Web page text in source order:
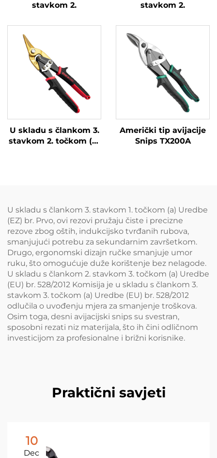
stavkom 2.
stavkom 2.
U skladu s člankom 3.
stavkom 2. točkom (a)
Američki tip avijacije
Snips TX200A
U skladu s člankom 3. stavkom 1. točkom (a) Uredbe
(EZ) br. Prvo, ovi rezovi pružaju čiste i precizne
rezove zbog oštih, indukcijsko tvrđanih rubova,
smanjujući potrebu za sekundarnim završetkom.
Drugo, ergonomski dizajn ručke smanjuje umor
ruku, što omogućuje duže korištenje bez nelagode.
U skladu s člankom 2. stavkom 3. točkom (a) Uredbe
(EU) br. 528/2012 Komisija je u skladu s člankom 3.
stavkom 3. točkom (a) Uredbe (EU) br. 528/2012
odlučila o uvođenju mjera za smanjenje troškova.
Osim toga, desni avijacijski snips su svestran,
sposobni rezati niz materijala, što ih čini odličnom
investicijom za profesionalne i brižni korisnike.
Praktični savjeti
10
Dec